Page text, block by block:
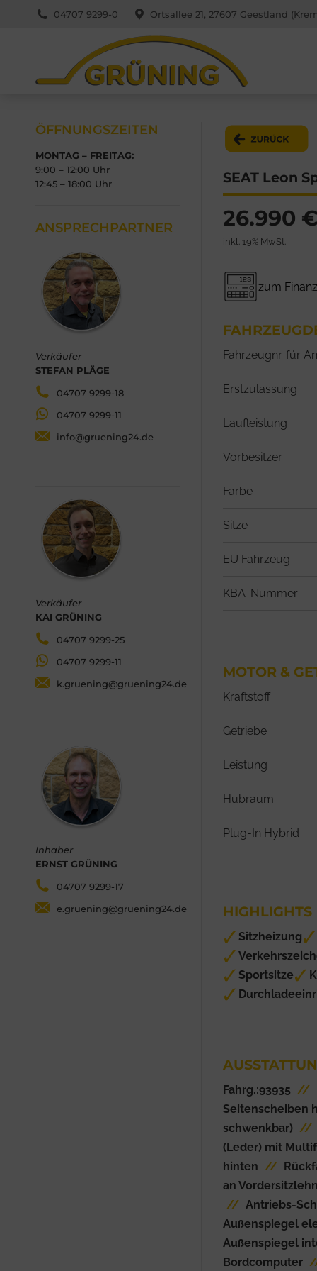
04707 9299-0 Ortsallee 21, 27607 Geestland
ÖFFNUNGSZEITEN
MONTAG – FREITAG:
9:00 – 12:00 Uhr
12:45 – 18:00 Uhr
ANSPRECHPARTNER
Verkäufer
STEFAN PLÄGE
04707 9299-18
04707 9299-11
info@gruening24.de
Verkäufer
KAI GRÜNING
04707 9299-25
04707 9299-11
k.gruening@gruening24.de
Inhaber
ERNST GRÜNING
04707 9299-17
e.gruening@gruening24.de
SEAT Leon
26.990
inkl. 19% MwSt.
zum
Fahrzeugnr. für
Erstzulassung
Laufleistung
Vorbesitzer
Farbe
Sitze
EU Fahrzeug
KBA-Nummer
MOTOR &
Kraftstoff
Getriebe
Leistung
Hubraum
Plug-In Hybrid
HIGHLIGHTS
Sitzheizung
Sportsitze
Fahrg.:93935 //
Seitenscheiben
schwenkbar) //
(Leder) mit
hinten //
an
// Antriebs-
Außenspiegel
Außenspiegel
Bordcomputer